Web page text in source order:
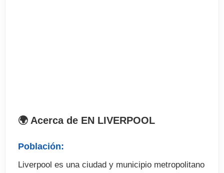
. Fianza en alojamiento (cuando proceda)
. Tasa de exámenes (cuando proceda)
programa.
🌍 Acerca de EN LIVERPOOL
Población:
Liverpool es una ciudad y municipio metropolitano